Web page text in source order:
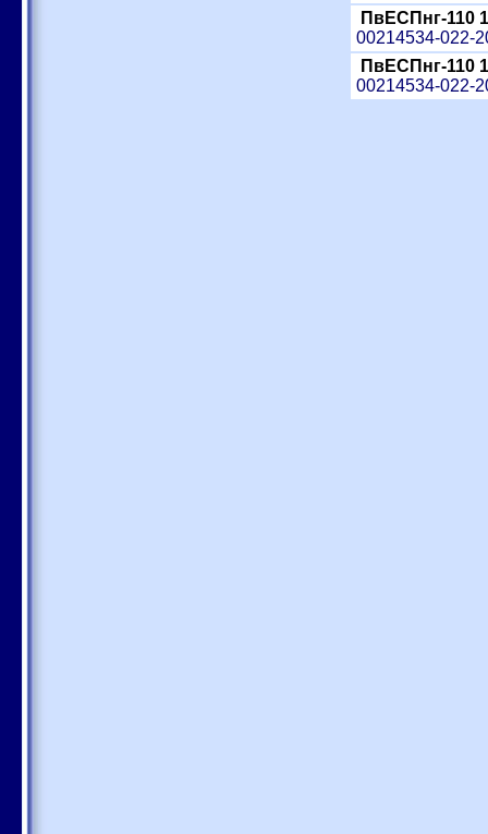
ПвЕСПнг-110
00214534-022-
ПвЕСПнг-110
00214534-022-